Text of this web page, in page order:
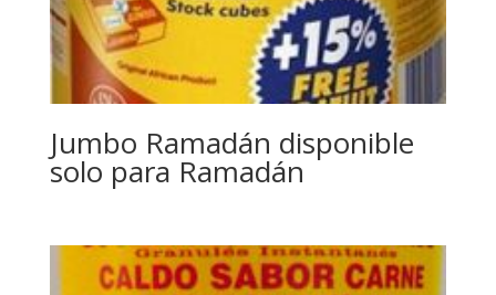
Jumbo Ramadán disponible
solo para Ramadán